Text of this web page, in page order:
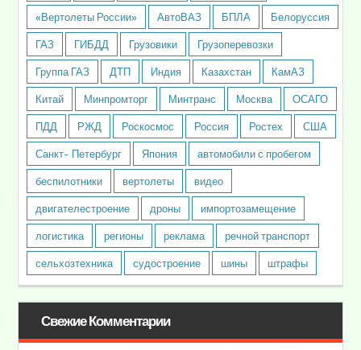
«Вертолеты России»
АвтоВАЗ БПЛА
Белоруссия
ГАЗ
ГИБДД Грузовики
Грузоперевозки
Группа ГАЗ
ДТП Индия Казахстан
КамАЗ
Китай
Минпромторг Минтранс Москва
ОСАГО
ПДД
РЖД Роскосмос Россия Ростех
США
Санкт- Петербург
Япония
автомобили с пробегом
беспилотники
вертолеты
видео
двигателестроение
дроны
импортозамещение
логистика
регионы реклама
речной транспорт
сельхозтехника
судостроение шины штрафы
Свежие Комментарии